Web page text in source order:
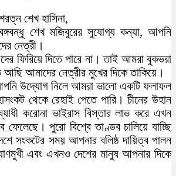
শেখ হাসিনা,
শেখ মজিবুরের সুযোগ্য কন্যা, আপনি
নেত্রী।
ফিরিয়ে দিতে পারে না। তাই আমরা বুকভরা
আমাদের নেত্রীর মুখের দিকে তাকিয়ে।
আপনি উদ্যোগ নিলে আমরা ভালো একটি ফলাফল
থেকে রেহাই পেতে পারি। চীনের উহান
করোনা ভাইরাস বিস্তার লাভ করে এখন
ফেলেছে। পুরো বিশ্বে তাণ্ডব চালিয়ে যাচ্ছি
সংকটের সময় আপনার বলিষ্ঠ দায়িত্ব পালন
এবং এখনও দেশের মানুষ আপনার দিকে